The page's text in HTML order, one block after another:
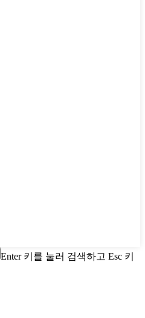
Enter 키를 눌러 검색하고 Esc 키